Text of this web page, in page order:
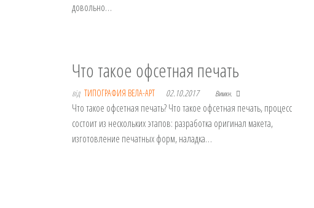
довольно…
Что такое офсетная печать
від ТИПОГРАФИЯ ВЕЛА-АРТ 02.10.2017 Вимкн.
Что такое офсетная печать? Что такое офсетная печать, процесс
состоит из нескольких этапов: разработка оригинал макета,
изготовление печатных форм, наладка…